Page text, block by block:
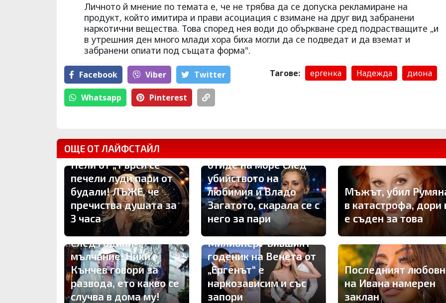
Личното й мнение по темата е, че не трябва да се допуска рекламиране на
продукт, който имитира и прави асоциация с взимане на друг вид забранени
наркотични вещества. Това според нея води до объркване сред подрастващите „и
в утрешния ден много млади хора биха могли да се подведат и да вземат и
забранени опиати под същата форма".
Facebook Viber Тwitter
Whatsapp Pinterest
Тагове: ергенка Надежда диона
ОЩЕ ОТ ЛАЙФСТАЙЛ
Нели от „Търси се“
печели луди пари от
будали! ЛЪЖЕ, че
пречиства душата за
3 часа
отиде на море след
убийството на
любимия й Владо
Загатото, скарала се с
него за пари
Мъжът, убил
в катастрофа, дори
е съден за това
След години
мълчание: Ники
Кънчев говори за
развода, ето какво се
случва в дома му!
Милионер? Бившият
годеник на Венета от
„Ергенът“ е
наркозависим и със
запори
Последният
на Ивана намерен
заклан